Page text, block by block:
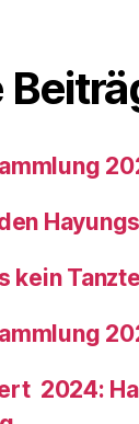
kein
2024: